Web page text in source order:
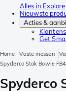
Alles in Explore
Nieuwste
Acties &
Get
Home Vaste messen
Spyderco Stok Bowie
Spyderco